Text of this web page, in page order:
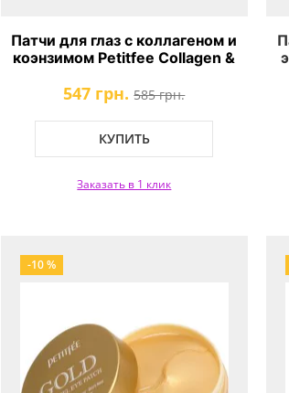
Патчи для глаз с коллагеном и
коэнзимом Petitfee Collagen &
547 грн. 585 грн.
КУПИТЬ
Заказать в 1 клик
-10 %